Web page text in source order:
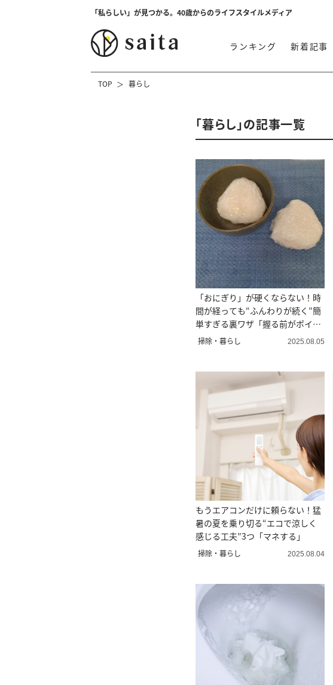
「私らしい」が見つかる。40歳からのライフスタイルメディア
ランキング 新着記事
TOP 暮らし
「暮らし」の記事一覧
「おにぎり」が硬くならない！時
間が経っても“ふんわりが続く”簡
単すぎる裏ワザ「握る前がポイン
ト！」
掃除・暮らし 2025.08.05
もうエアコンだけに頼らない！猛
暑の夏を乗り切る“エコで涼しく
感じる工夫”3つ「マネする」
掃除・暮らし 2025.08.04